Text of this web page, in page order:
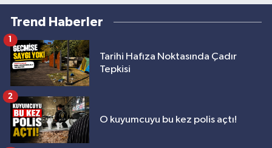
Trend Haberler
Tarihi Hafıza Noktasında Çadır
Tepkisi
1
O kuyumcuyu bu kez polis açtı!
2